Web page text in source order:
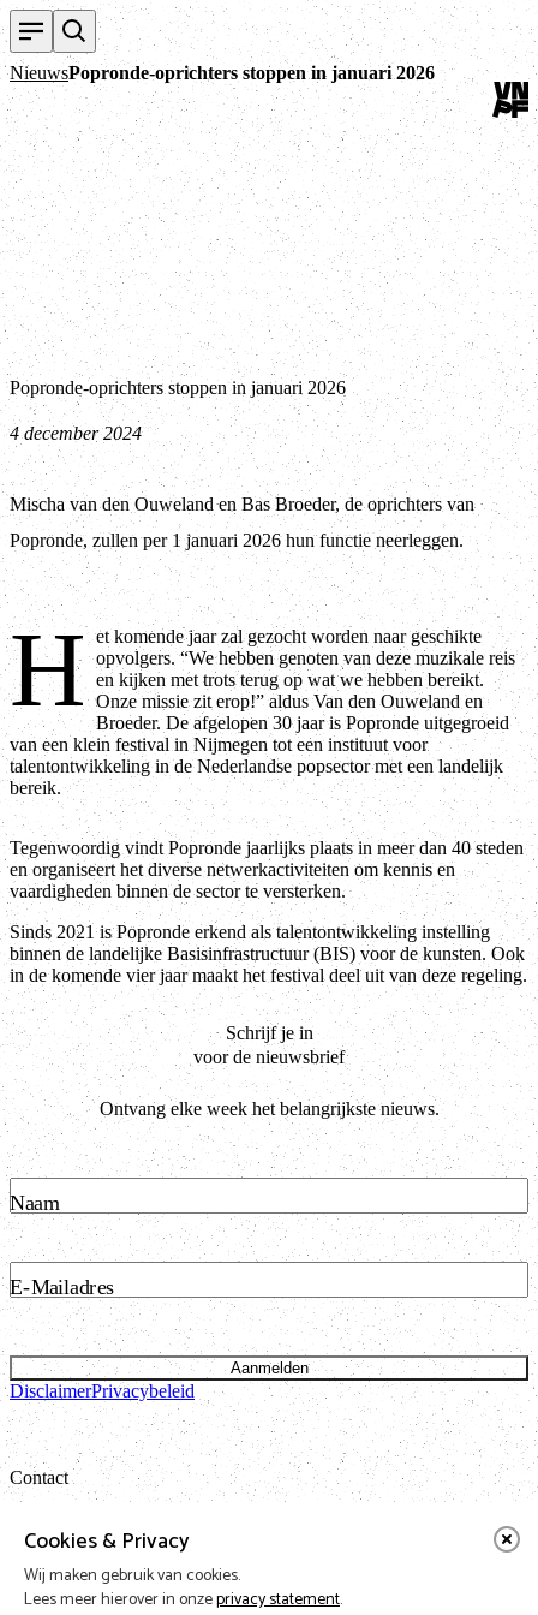
Cookies & Privacy
Wij maken gebruik van cookies.
Lees meer hierover in onzeprivacy statement.
NieuwsPopronde-oprichters stoppen in januari 2026
Popronde-oprichters stoppen in januari 2026
4 december 2024
Mischa van den Ouweland en Bas Broeder, de oprichters van
Popronde, zullen per 1 januari 2026 hun functie neerleggen.
H et komende jaar zal gezocht worden naar geschikte
opvolgers. “We hebben genoten van deze muzikale reis
en kijken met trots terug op wat we hebben bereikt.
Onze missie zit erop!” aldus Van den Ouweland en
Broeder. De afgelopen 30 jaar is Popronde uitgegroeid
van een klein festival in Nijmegen tot een instituut voor
talentontwikkeling in de Nederlandse popsector met een landelijk
bereik.
Tegenwoordig vindt Popronde jaarlijks plaats in meer dan 40 steden
en organiseert het diverse netwerkactiviteiten om kennis en
vaardigheden binnen de sector te versterken.
Sinds 2021 is Popronde erkend als talentontwikkeling instelling
binnen de landelijke Basisinfrastructuur (BIS) voor de kunsten. Ook
in de komende vier jaar maakt het festival deel uit van deze regeling.
Schrijf je in
voor de nieuwsbrief
Ontvang elke week het belangrijkste nieuws.
Naam
E-Mailadres
Aanmelden
DisclaimerPrivacybeleid
Contact
Bataviastraat 24 unit 1.13
t: 020 421 50 05 e: info@vnpf.nl